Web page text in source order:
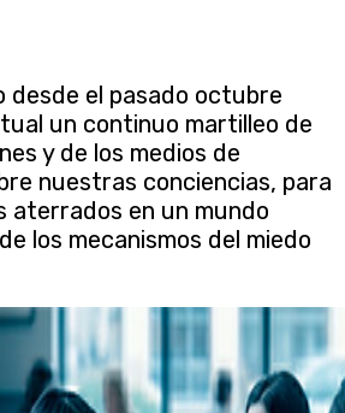
desde el pasado octubre
un continuo martilleo de
y de los medios de
nuestras conciencias, para
aterrados en un mundo
los mecanismos del miedo